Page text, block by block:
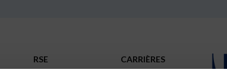
RSE CARRIÈRES